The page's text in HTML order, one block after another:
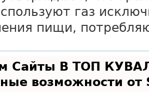
газ
пищи,
Сайты В ТОП
возможности от